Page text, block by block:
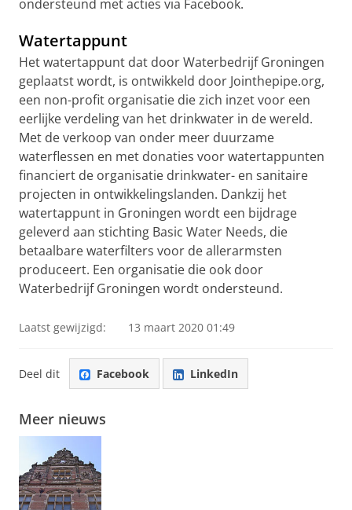
ondersteund met acties via Facebook.
Watertappunt
Het watertappunt dat door Waterbedrijf Groningen
geplaatst wordt, is ontwikkeld door Jointhepipe.org,
een non-profit organisatie die zich inzet voor een
eerlijke verdeling van het drinkwater in de wereld.
Met de verkoop van onder meer duurzame
waterflessen en met donaties voor watertappunten
financiert de organisatie drinkwater- en sanitaire
projecten in ontwikkelingslanden. Dankzij het
watertappunt in Groningen wordt een bijdrage
geleverd aan stichting Basic Water Needs, die
betaalbare waterfilters voor de allerarmsten
produceert. Een organisatie die ook door
Waterbedrijf Groningen wordt ondersteund.
Laatst gewijzigd: 13 maart 2020 01:49
Deel dit Facebook LinkedIn
Meer nieuws